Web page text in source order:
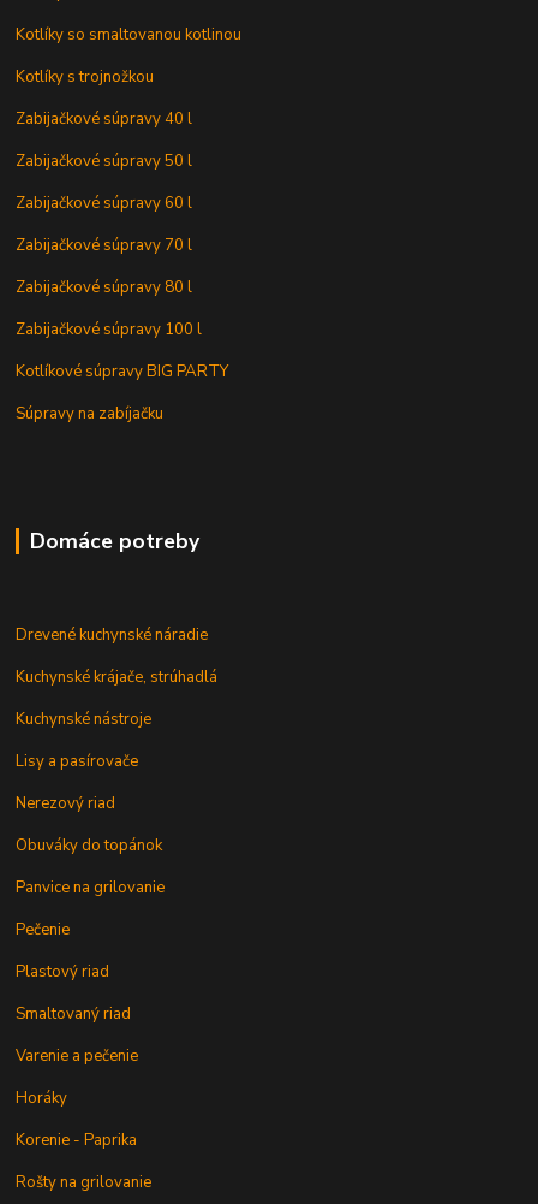
Kotlíky so smaltovanou kotlinou
Kotlíky s trojnožkou
Zabijačkové súpravy 40 l
Zabijačkové súpravy 50 l
Zabijačkové súpravy 60 l
Zabijačkové súpravy 70 l
Zabijačkové súpravy 80 l
Zabijačkové súpravy 100 l
Kotlíkové súpravy BIG PARTY
Súpravy na zabíjačku
Domáce potreby
Drevené kuchynské náradie
Kuchynské krájače, strúhadlá
Kuchynské nástroje
Lisy a pasírovače
Nerezový riad
Obuváky do topánok
Panvice na grilovanie
Pečenie
Plastový riad
Smaltovaný riad
Varenie a pečenie
Horáky
Korenie - Paprika
Rošty na grilovanie